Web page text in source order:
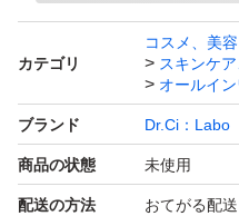
カテゴリ
コスメ、美
スキンケ
オールイ
ブランド Dr.Ci：Labo
商品の状態 未使用
配送の方法 おてがる配送